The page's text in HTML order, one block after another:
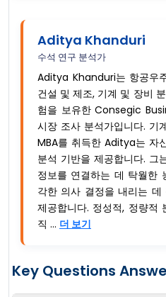
Aditya Khanduri
수석 연구 분석가
Aditya Khanduri는 항공우
건설 및 제조, 기계 및 장비
험을 보유한 Consegic
시장 조사 분석가입니다. 기
MBA를 취득한 Aditya는 자
분석 기반을 제공합니다. 그
정보를 연결하는 데 탁월한
각한 의사 결정을 내리는
제공합니다. 정성적, 정량적
직 ... 더 보기
Key Questions